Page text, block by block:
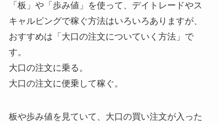
「板」や「歩み値」を使って、デイトレードやス
キャルピングで稼ぐ方法はいろいろありますが、
おすすめは「大口の注文についていく方法」で
す。
大口の注文に乗る。
大口の注文に便乗して稼ぐ。
板や歩み値を見ていて、大口の買い注文が入った